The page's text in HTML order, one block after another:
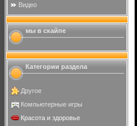
Видео
мы в скайпе
Категории раздела
Другое
Компьютерные игры
Красота и здоровье